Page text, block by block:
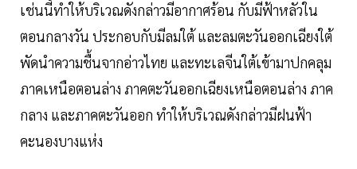
เช่นนี้ทำให้บริเวณดังกล่าวมีอากาศร้อน กับมีฟ้าหลัวใน
ตอนกลางวัน ประกอบกับมีลมใต้ และลมตะวันออกเฉียงใต้
พัดนำความชื้นจากอ่าวไทย และทะเลจีนใต้เข้ามาปกคลุม
ภาคเหนือตอนล่าง ภาคตะวันออกเฉียงเหนือตอนล่าง ภาค
กลาง และภาคตะวันออก ทำให้บริเวณดังกล่าวมีฝนฟ้า
คะนองบางแห่ง